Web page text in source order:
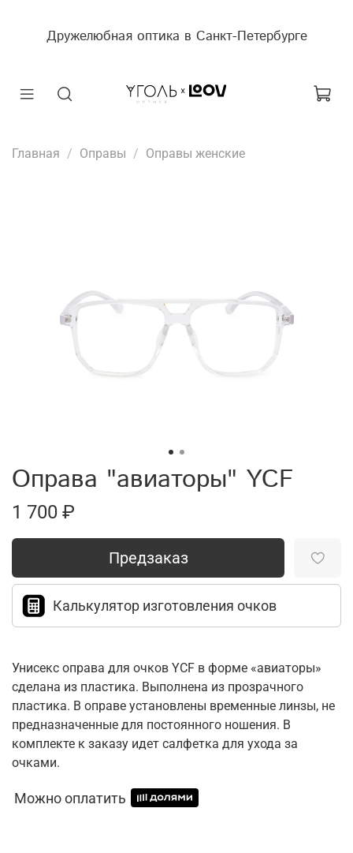
Дружелюбная оптика в Санкт-Петербурге
Главная Оправы Оправы женские
Оправа "авиаторы" YCF
1 700 ₽
Предзаказ
Калькулятор изготовления очков
Унисекс оправа для очков YCF в форме «авиаторы»
сделана из пластика. Выполнена из прозрачного
пластика. В оправе установлены временные линзы, не
предназначенные для постоянного ношения. В
комплекте к заказу идет салфетка для ухода за
очками.
Можно оплатить